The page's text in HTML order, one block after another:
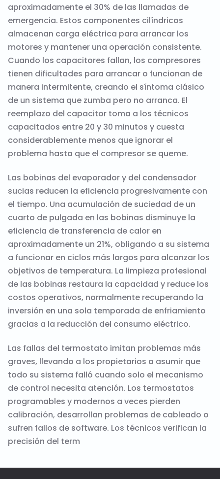
aproximadamente el 30% de las llamadas de
emergencia. Estos componentes cilíndricos
almacenan carga eléctrica para arrancar los
motores y mantener una operación consistente.
Cuando los capacitores fallan, los compresores
tienen dificultades para arrancar o funcionan de
manera intermitente, creando el síntoma clásico
de un sistema que zumba pero no arranca. El
reemplazo del capacitor toma a los técnicos
capacitados entre 20 y 30 minutos y cuesta
considerablemente menos que ignorar el
problema hasta que el compresor se queme.
Las bobinas del evaporador y del condensador
sucias reducen la eficiencia progresivamente con
el tiempo. Una acumulación de suciedad de un
cuarto de pulgada en las bobinas disminuye la
eficiencia de transferencia de calor en
aproximadamente un 21%, obligando a su sistema
a funcionar en ciclos más largos para alcanzar los
objetivos de temperatura. La limpieza profesional
de las bobinas restaura la capacidad y reduce los
costos operativos, normalmente recuperando la
inversión en una sola temporada de enfriamiento
gracias a la reducción del consumo eléctrico.
Las fallas del termostato imitan problemas más
graves, llevando a los propietarios a asumir que
todo su sistema falló cuando solo el mecanismo
de control necesita atención. Los termostatos
programables y modernos a veces pierden
calibración, desarrollan problemas de cableado o
sufren fallos de software. Los técnicos verifican la
precisión del term